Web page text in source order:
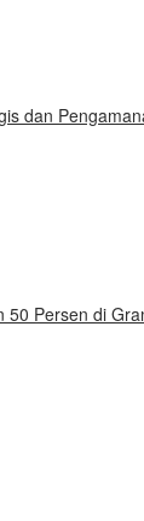
dan
50 Persen di